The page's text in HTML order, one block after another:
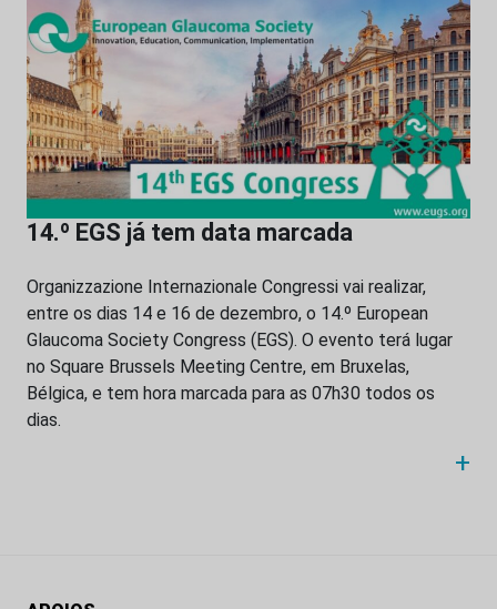
14.º EGS já tem data marcada
Organizzazione Internazionale Congressi vai realizar,
entre os dias 14 e 16 de dezembro, o 14.º European
Glaucoma Society Congress (EGS). O evento terá lugar
no Square Brussels Meeting Centre, em Bruxelas,
Bélgica, e tem hora marcada para as 07h30 todos os
dias.
+